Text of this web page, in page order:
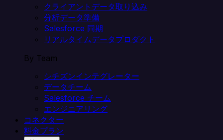
クライアントデータ取り込み
分析データ準備
Salesforce 同期
リアルタイムデータプロダクト
By Team
シチズンインテグレーター
データチーム
Salesforce チーム
エンジニアリング
コネクター
料金プラン